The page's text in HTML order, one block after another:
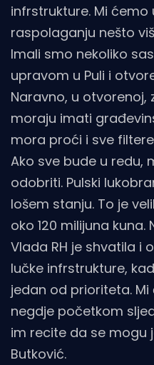
infrstrukture. Mi
raspolaganju nešto
Imali smo nekoliko
upravom u Puli i
Naravno, u otvorenoj,
moraju imati
mora proći i sve
Ako sve bude u redu,
odobriti. Pulski
lošem stanju. To je
oko 120 milijuna
Vlada RH je shvatila i
lučke infrstrukture,
jedan od prioriteta.
negdje početkom
im recite da se mogu
Butković.